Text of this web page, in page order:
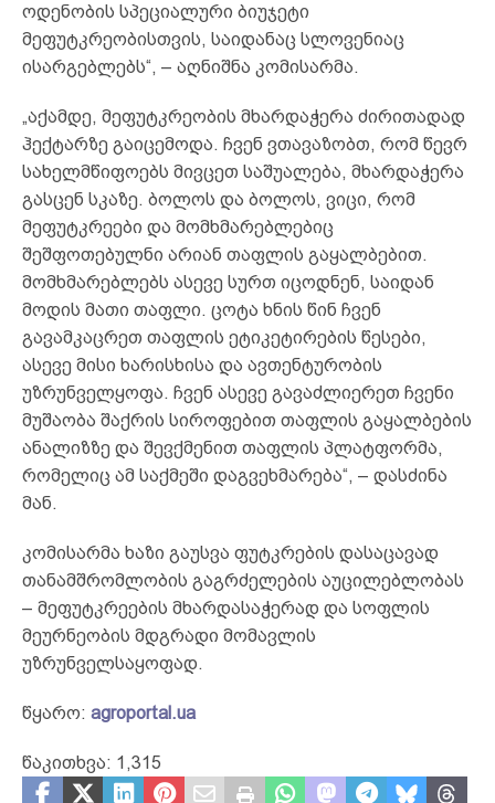
ოდენობის სპეციალური ბიუჯეტი
მეფუტკრეობისთვის, საიდანაც სლოვენიაც
ისარგებლებს“, – აღნიშნა კომისარმა.
„აქამდე, მეფუტკრეობის მხარდაჭერა ძირითადად
ჰექტარზე გაიცემოდა. ჩვენ ვთავაზობთ, რომ წევრ
სახელმწიფოებს მივცეთ საშუალება, მხარდაჭერა
გასცენ სკაზე. ბოლოს და ბოლოს, ვიცი, რომ
მეფუტკრეები და მომხმარებლებიც
შეშფოთებულნი არიან თაფლის გაყალბებით.
მომხმარებლებს ასევე სურთ იცოდნენ, საიდან
მოდის მათი თაფლი. ცოტა ხნის წინ ჩვენ
გავამკაცრეთ თაფლის ეტიკეტირების წესები,
ასევე მისი ხარისხისა და ავთენტურობის
უზრუნველყოფა. ჩვენ ასევე გავაძლიერეთ ჩვენი
მუშაობა შაქრის სიროფებით თაფლის გაყალბების
ანალიზზე და შევქმენით თაფლის პლატფორმა,
რომელიც ამ საქმეში დაგვეხმარება“, – დასძინა
მან.
კომისარმა ხაზი გაუსვა ფუტკრების დასაცავად
თანამშრომლობის გაგრძელების აუცილებლობას
– მეფუტკრეების მხარდასაჭერად და სოფლის
მეურნეობის მდგრადი მომავლის
უზრუნველსაყოფად.
წყარო: agroportal.ua
წაკითხვა: 1,315